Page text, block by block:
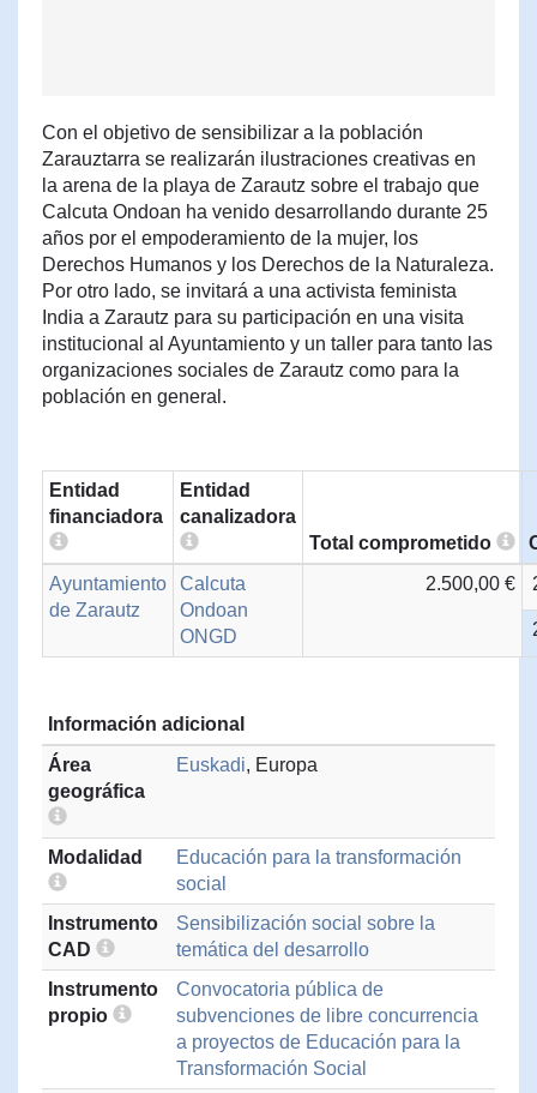
Con el objetivo de sensibilizar a la población
Zarauztarra se realizarán ilustraciones creativas en
la arena de la playa de Zarautz sobre el trabajo que
Calcuta Ondoan ha venido desarrollando durante 25
años por el empoderamiento de la mujer, los
Derechos Humanos y los Derechos de la Naturaleza.
Por otro lado, se invitará a una activista feminista
India a Zarautz para su participación en una visita
institucional al Ayuntamiento y un taller para tanto las
organizaciones sociales de Zarautz como para la
población en general.
Entidad
financiadora
Entidad
canalizadora
Total comprometido
Ayuntamiento
de Zarautz
Calcuta
Ondoan
ONGD
2.500,00 €
Información adicional
Área
geográfica
Euskadi, Europa
Modalidad
Educación para la transformación
social
Instrumento
CAD
Sensibilización social sobre la
temática del desarrollo
Instrumento
propio
Convocatoria pública de
subvenciones de libre concurrencia
a proyectos de Educación para la
Transformación Social